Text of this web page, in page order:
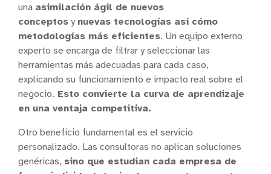
una asimilación ágil de nuevos
conceptos y nuevas tecnologías así cómo
metodologías más eficientes. Un equipo externo
experto se encarga de filtrar y seleccionar las
herramientas más adecuadas para cada caso,
explicando su funcionamiento e impacto real sobre el
negocio. Esto convierte la curva de aprendizaje
en una ventaja competitiva.
Otro beneficio fundamental es el servicio
personalizado. Las consultoras no aplican soluciones
genéricas, sino que estudian cada empresa de